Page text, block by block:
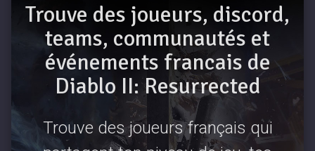
Trouve des joueurs, discord,
teams, communautés et
événements francais de
Diablo II: Resurrected
Trouve des joueurs français qui